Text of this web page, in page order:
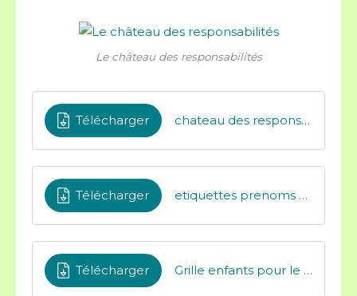
Le château des responsabilités
Télécharger chateau des responsabilités production finale
Télécharger etiquettes prenoms fille
Télécharger Grille enfants pour le cahier de liaison